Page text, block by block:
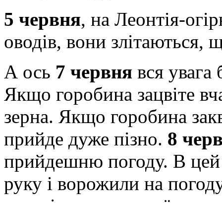
5 червня, на Леонтія-
оводів, вони злітаються,
А ось 7 червня вся
Якщо горобина зацвіте
зерна. Якщо горобина
прийде дуже пізно. 8
прийдешню погоду. В цей
руку і ворожили на